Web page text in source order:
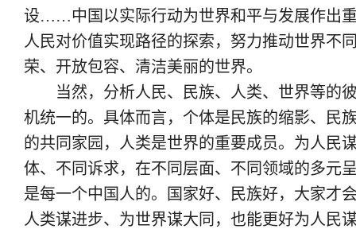
设……中国以实际行动为世界和平与发展作出
人民对价值实现路径的探索，努力推动世界不
荣、开放包容、清洁美丽的世界。
当然，分析人民、民族、人类、世界等的彼
机统一的。具体而言，个体是民族的缩影、民
的共同家园，人类是世界的重要成员。为人民
体、不同诉求，在不同层面、不同领域的多元
是每一个中国人的。国家好、民族好，大家才
人类谋进步、为世界谋大同，也能更好为人民